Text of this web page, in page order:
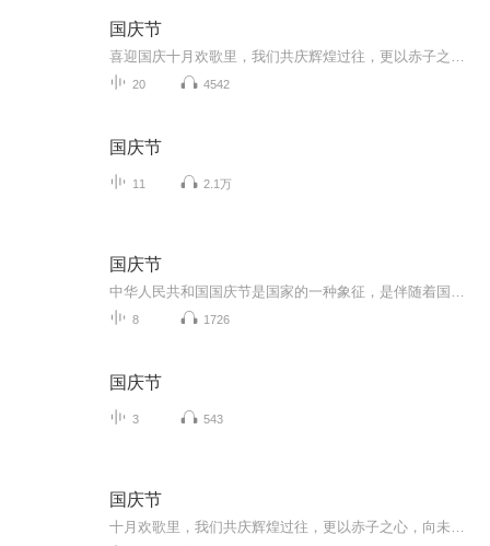
国庆节
20 4542
国庆节
11 2.1万
国庆节
8 1726
国庆节
3 543
国庆节